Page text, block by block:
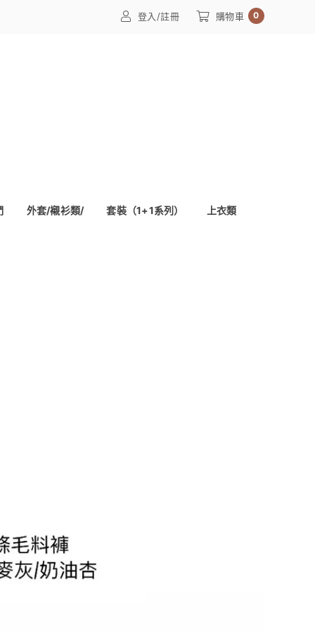
登入/註冊 購物車 0
外套/襯衫類/ 套裝（1+1系列） 上衣類